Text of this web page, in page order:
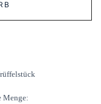
Menge: